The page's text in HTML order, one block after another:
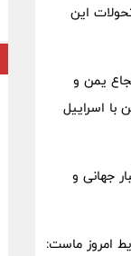
این
یمن و
با اسراییل
جهانی و
امروز ماست: